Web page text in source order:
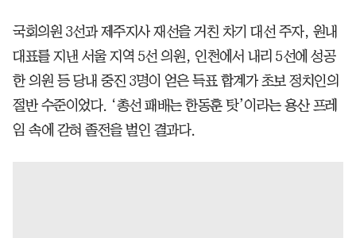
국회의원 3선과 제주지사 재선을 거친 차기 대선 주자, 원내
대표를 지낸 서울 지역 5선 의원, 인천에서 내리 5선에 성공
한 의원 등 당내 중진 3명이 얻은 득표 합계가 초보 정치인의
절반 수준이었다. ‘총선 패배는 한동훈 탓’이라는 용산 프레
임 속에 갇혀 졸전을 벌인 결과다.